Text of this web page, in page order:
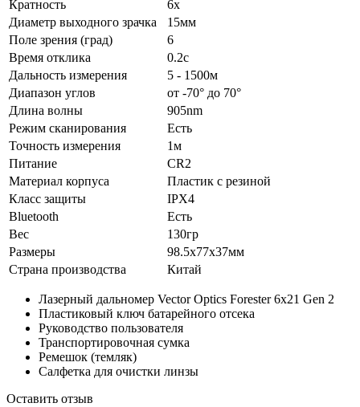
Кратность
6x
Диаметр выходного зрачка
15мм
Поле зрения (град)
6
Время отклика
0.2с
Дальность измерения
5 - 1500м
Диапазон углов
от -70° до 70°
Длина волны
905nm
Режим сканирования
Есть
Точность измерения
1м
Питание
CR2
Материал корпуса
Пластик с резиной
Класс защиты
IPX4
Bluetooth
Есть
Вес
130гр
Размеры
98.5x77x37мм
Страна производства
Китай
Лазерный дальномер Vector Optics Forester 6x21 Gen 2
Пластиковый ключ батарейного отсека
Руководство пользователя
Транспортировочная сумка
Ремешок (темляк)
Салфетка для очистки линзы
Оставить отзыв